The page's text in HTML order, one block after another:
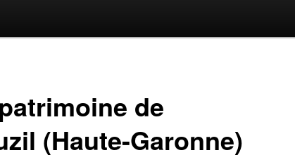
de
(Haute-Garonne)